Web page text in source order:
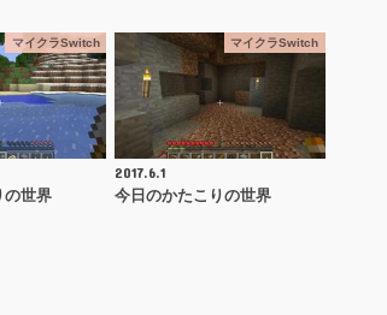
マイクラSwitch
の世界
マイクラSwitch
2017.6.1
今日のかたこりの世界